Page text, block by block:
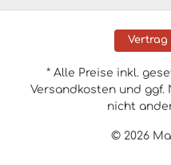
Vertrag
© 2026
* Alle Preise inkl.
Versandkosten und ggf.
nicht